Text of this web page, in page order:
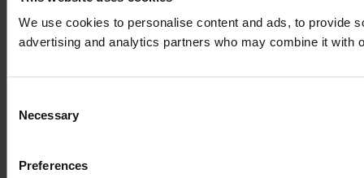
We use cookies to personalise content and ads, to provide
advertising and analytics partners who may combine it with
Selection
Necessary
Preferences